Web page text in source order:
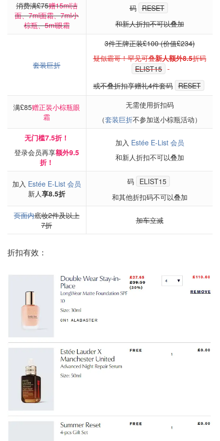
消费满£75赠15ml洁
面、7ml面霜、7ml小
棕瓶、5ml眼霜
码 RESET
和新人折扣不可以叠加
套装巨折
3件王牌正装£100 (价值£234)
疑似霸哥！罕见可叠新人额外8.5折码
ELIST15
或不叠折扣享赠礼4件套码 RESET
满£85赠正装小棕瓶眼
霜
无需使用折扣码
（套装巨折不参加送小棕瓶活动）
无门槛7.5折！
登录会员再享额外9.5
折！
加入 Estée E-List 会员
和新人折扣不可以叠加
加入 Estée E-List 会员
新人享8.5折
码 ELIST15
和其他折扣码不可以叠加
页面内底妆2件及以上
7折
加车立减
折扣有效：